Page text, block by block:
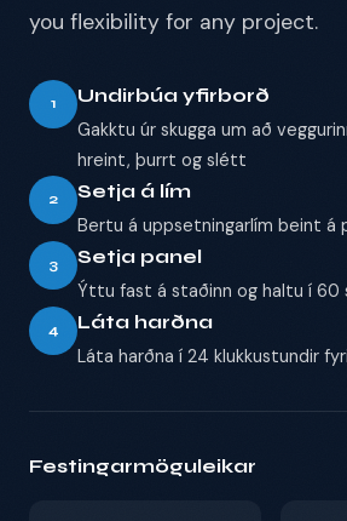
you flexibility for any project.
1 Undirbúa yfirborð
Gakktu úr skugga um að
hreint, þurrt og slétt
2 Setja á lím
Bertu á uppsetningarlím beint á
3 Setja panel
Ýttu fast á staðinn og haltu í 60
4 Láta harðna
Láta harðna í 24 klukkustundir
Festingarmöguleikar